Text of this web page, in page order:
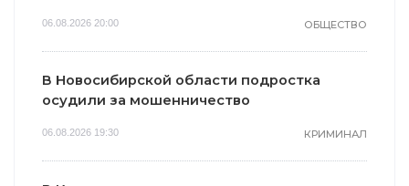
06.08.2026 20:00 ОБЩЕСТВО
В Новосибирской области подростка
осудили за мошенничество
06.08.2026 19:30 КРИМИНАЛ